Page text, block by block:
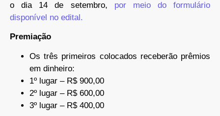
o dia 14 de setembro, por meio do formulário
disponível no edital.
Premiação
Os três primeiros colocados receberão prêmios
em dinheiro:
1º lugar – R$ 900,00
2º lugar – R$ 600,00
3º lugar – R$ 400,00